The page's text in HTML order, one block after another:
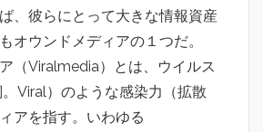
、彼らにとって大きな情報資産
オウンドメディアの１つだ。
（Viralmedia）とは、ウイルス
。Viral）のような感染力（拡散
アを指す。いわゆる